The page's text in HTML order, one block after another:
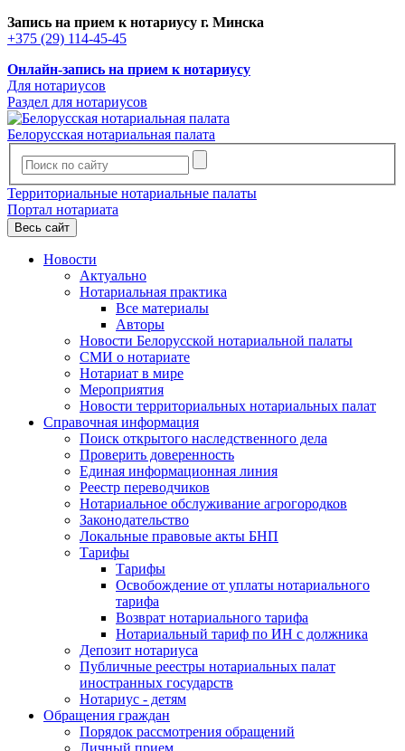
Запись на прием к нотариусу г. Минска
+375 (29) 114-45-45
Онлайн-запись на прием к нотариусу
Для нотариусов
Раздел для нотариусов
Белорусская нотариальная палата
Территориальные нотариальные палаты
Портал нотариата
Весь сайт
Новости
Актуально
Нотариальная практика
Все материалы
Авторы
Новости Белорусской нотариальной палаты
СМИ о нотариате
Нотариат в мире
Мероприятия
Новости территориальных нотариальных палат
Справочная информация
Поиск открытого наследственного дела
Проверить доверенность
Единая информационная линия
Реестр переводчиков
Нотариальное обслуживание агрогородков
Законодательство
Локальные правовые акты БНП
Тарифы
Тарифы
Освобождение от уплаты нотариального
тарифа
Возврат нотариального тарифа
Нотариальный тариф по ИН с должника
Депозит нотариуса
Публичные реестры нотариальных палат
иностранных государств
Нотариус - детям
Обращения граждан
Порядок рассмотрения обращений
Личный прием